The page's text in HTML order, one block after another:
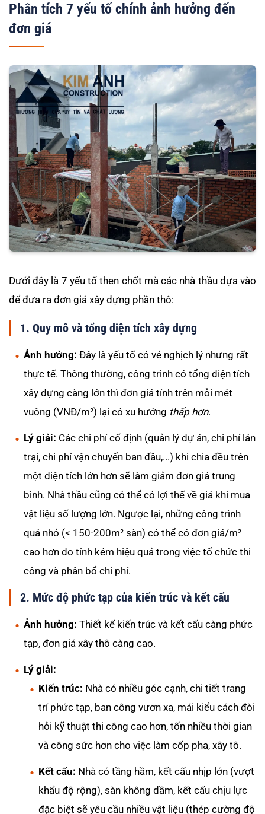
Phân tích 7 yếu tố chính ảnh hưởng đến
đơn giá
Dưới đây là 7 yếu tố then chốt mà các nhà thầu dựa vào
để đưa ra đơn giá xây dựng phần thô:
1. Quy mô và tổng diện tích xây dựng
Ảnh hưởng: Đây là yếu tố có vẻ nghịch lý nhưng rất
thực tế. Thông thường, công trình có tổng diện tích
xây dựng càng lớn thì đơn giá tính trên mỗi mét
vuông (VNĐ/m²) lại có xu hướng thấp hơn.
Lý giải: Các chi phí cố định (quản lý dự án, chi phí lán
trại, chi phí vận chuyển ban đầu,...) khi chia đều trên
một diện tích lớn hơn sẽ làm giảm đơn giá trung
bình. Nhà thầu cũng có thể có lợi thế về giá khi mua
vật liệu số lượng lớn. Ngược lại, những công trình
quá nhỏ (< 150-200m² sàn) có thể có đơn giá/m²
cao hơn do tính kém hiệu quả trong việc tổ chức thi
công và phân bổ chi phí.
2. Mức độ phức tạp của kiến trúc và kết cấu
Ảnh hưởng: Thiết kế kiến trúc và kết cấu càng phức
tạp, đơn giá xây thô càng cao.
Lý giải:
Kiến trúc: Nhà có nhiều góc cạnh, chi tiết trang
trí phức tạp, ban công vươn xa, mái kiểu cách đòi
hỏi kỹ thuật thi công cao hơn, tốn nhiều thời gian
và công sức hơn cho việc làm cốp pha, xây tô.
Kết cấu: Nhà có tầng hầm, kết cấu nhịp lớn (vượt
khẩu độ rộng), sàn không dầm, kết cấu chịu lực
đặc biệt sẽ yêu cầu nhiều vật liệu (thép cường độ